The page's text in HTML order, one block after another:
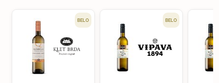
BELO BELO